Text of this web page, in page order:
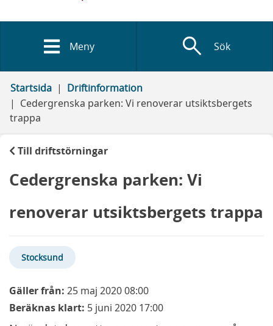
Meny search Sök
Startsida
Driftinformation
Cedergrenska parken: Vi renoverar utsiktsbergets
trappa
Till driftstörningar
Cedergrenska parken: Vi
renoverar utsiktsbergets trappa
Stocksund
Gäller från: 25 maj 2020 08:00
Beräknas klart: 5 juni 2020 17:00